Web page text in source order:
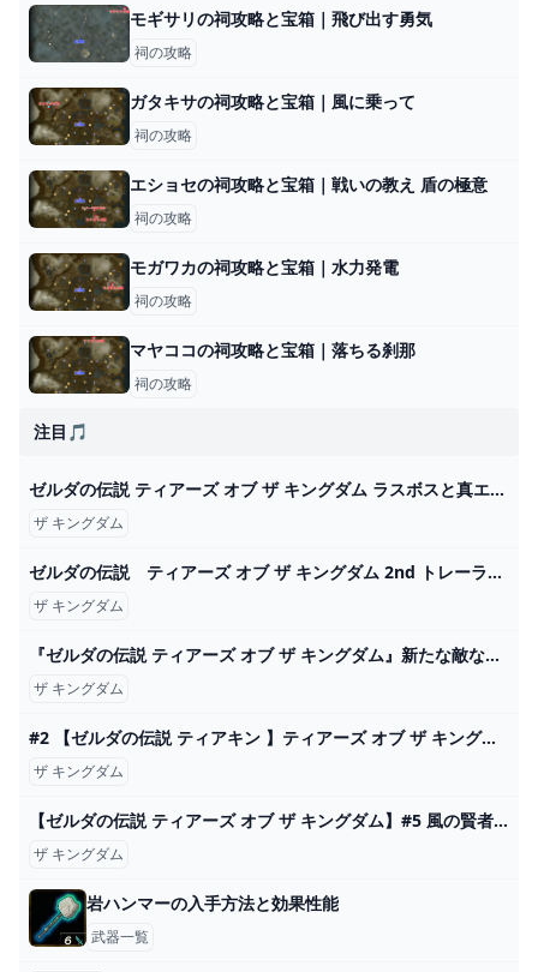
モギサリの祠攻略と宝箱｜飛び出す勇気
祠の攻略
ガタキサの祠攻略と宝箱｜風に乗って
祠の攻略
エショセの祠攻略と宝箱｜戦いの教え 盾の極意
祠の攻略
モガワカの祠攻略と宝箱｜水力発電
祠の攻略
マヤココの祠攻略と宝箱｜落ちる刹那
祠の攻略
注目🎵
ゼルダの伝説 ティアーズ オブ ザ キングダム ラスボスと真エンディング「UHD60fps４Ｋ」見るゲーム。 - YouTube
ザ キングダム
ゼルダの伝説 ティアーズ オブ ザ キングダム 2nd トレーラー - YouTube
ザ キングダム
『ゼルダの伝説 ティアーズ オブ ザ キングダム』新たな敵などを収録した新映像が海外向けに公開
ザ キングダム
#2 【ゼルダの伝説 ティアキン 】ティアーズ オブ ザ キングダム ハイラルの大地散策〜風の神殿到着まで 実況攻略 本日発売！ネタバレ注意【Tears of the Kingdom】 - YouTube
ザ キングダム
【ゼルダの伝説 ティアーズ オブ ザ キングダム】#5 風の賢者と共に！いざ行けオルディン地方！ - YouTube
ザ キングダム
岩ハンマーの入手方法と効果性能
武器一覧